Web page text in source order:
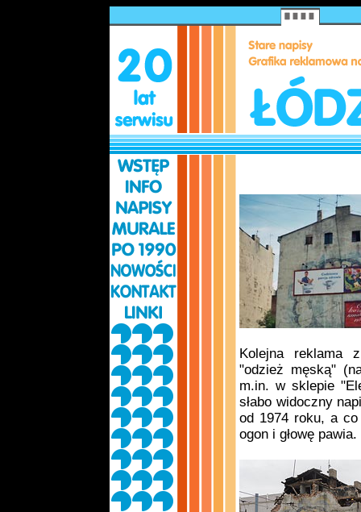
Kolejna reklama
"odzież męską"
m.in. w sklepie
słabo widoczny
od 1974 roku, a
ogon i głowę pawia.